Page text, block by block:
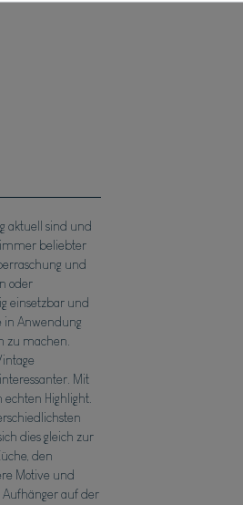
aktuell sind und
immer beliebter
und
oder
einsetzbar und
in Anwendung
zu machen.
Mit
echten Highlight.
dies gleich zur
den
Motive und
Aufhänger auf der